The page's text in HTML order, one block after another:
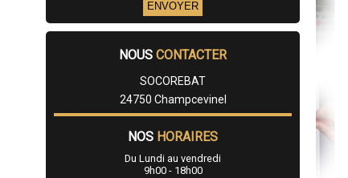
NOUS CONTACTER
SOCOREBAT
24750 Champcevinel
NOS HORAIRES
Du Lundi au vendredi
9h00 - 18h00